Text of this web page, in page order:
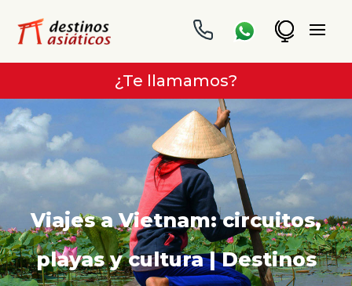
¿Te llamamos?
Viajes a Vietnam: circuitos,
playas y cultura | Destinos